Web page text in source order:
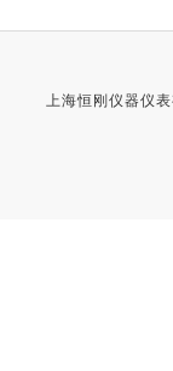
上海恒刚仪器仪